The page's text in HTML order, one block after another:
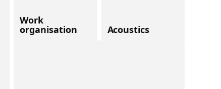
Work
organisation Acoustics